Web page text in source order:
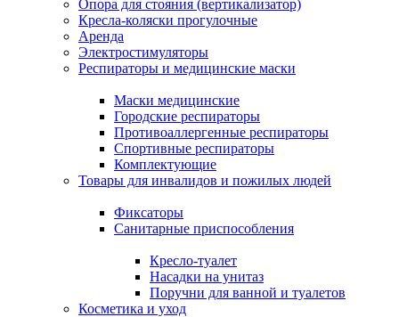
Опора для стояния (вертикализатор)
Кресла-коляски прогулочные
Аренда
Электростимуляторы
Респираторы и медицинские маски
Маски медицинские
Городские респираторы
Противоаллергенные респираторы
Спортивные респираторы
Комплектующие
Товары для инвалидов и пожилых людей
Фиксаторы
Санитарные приспособления
Кресло-туалет
Насадки на унитаз
Поручни для ванной и туалетов
Косметика и уход